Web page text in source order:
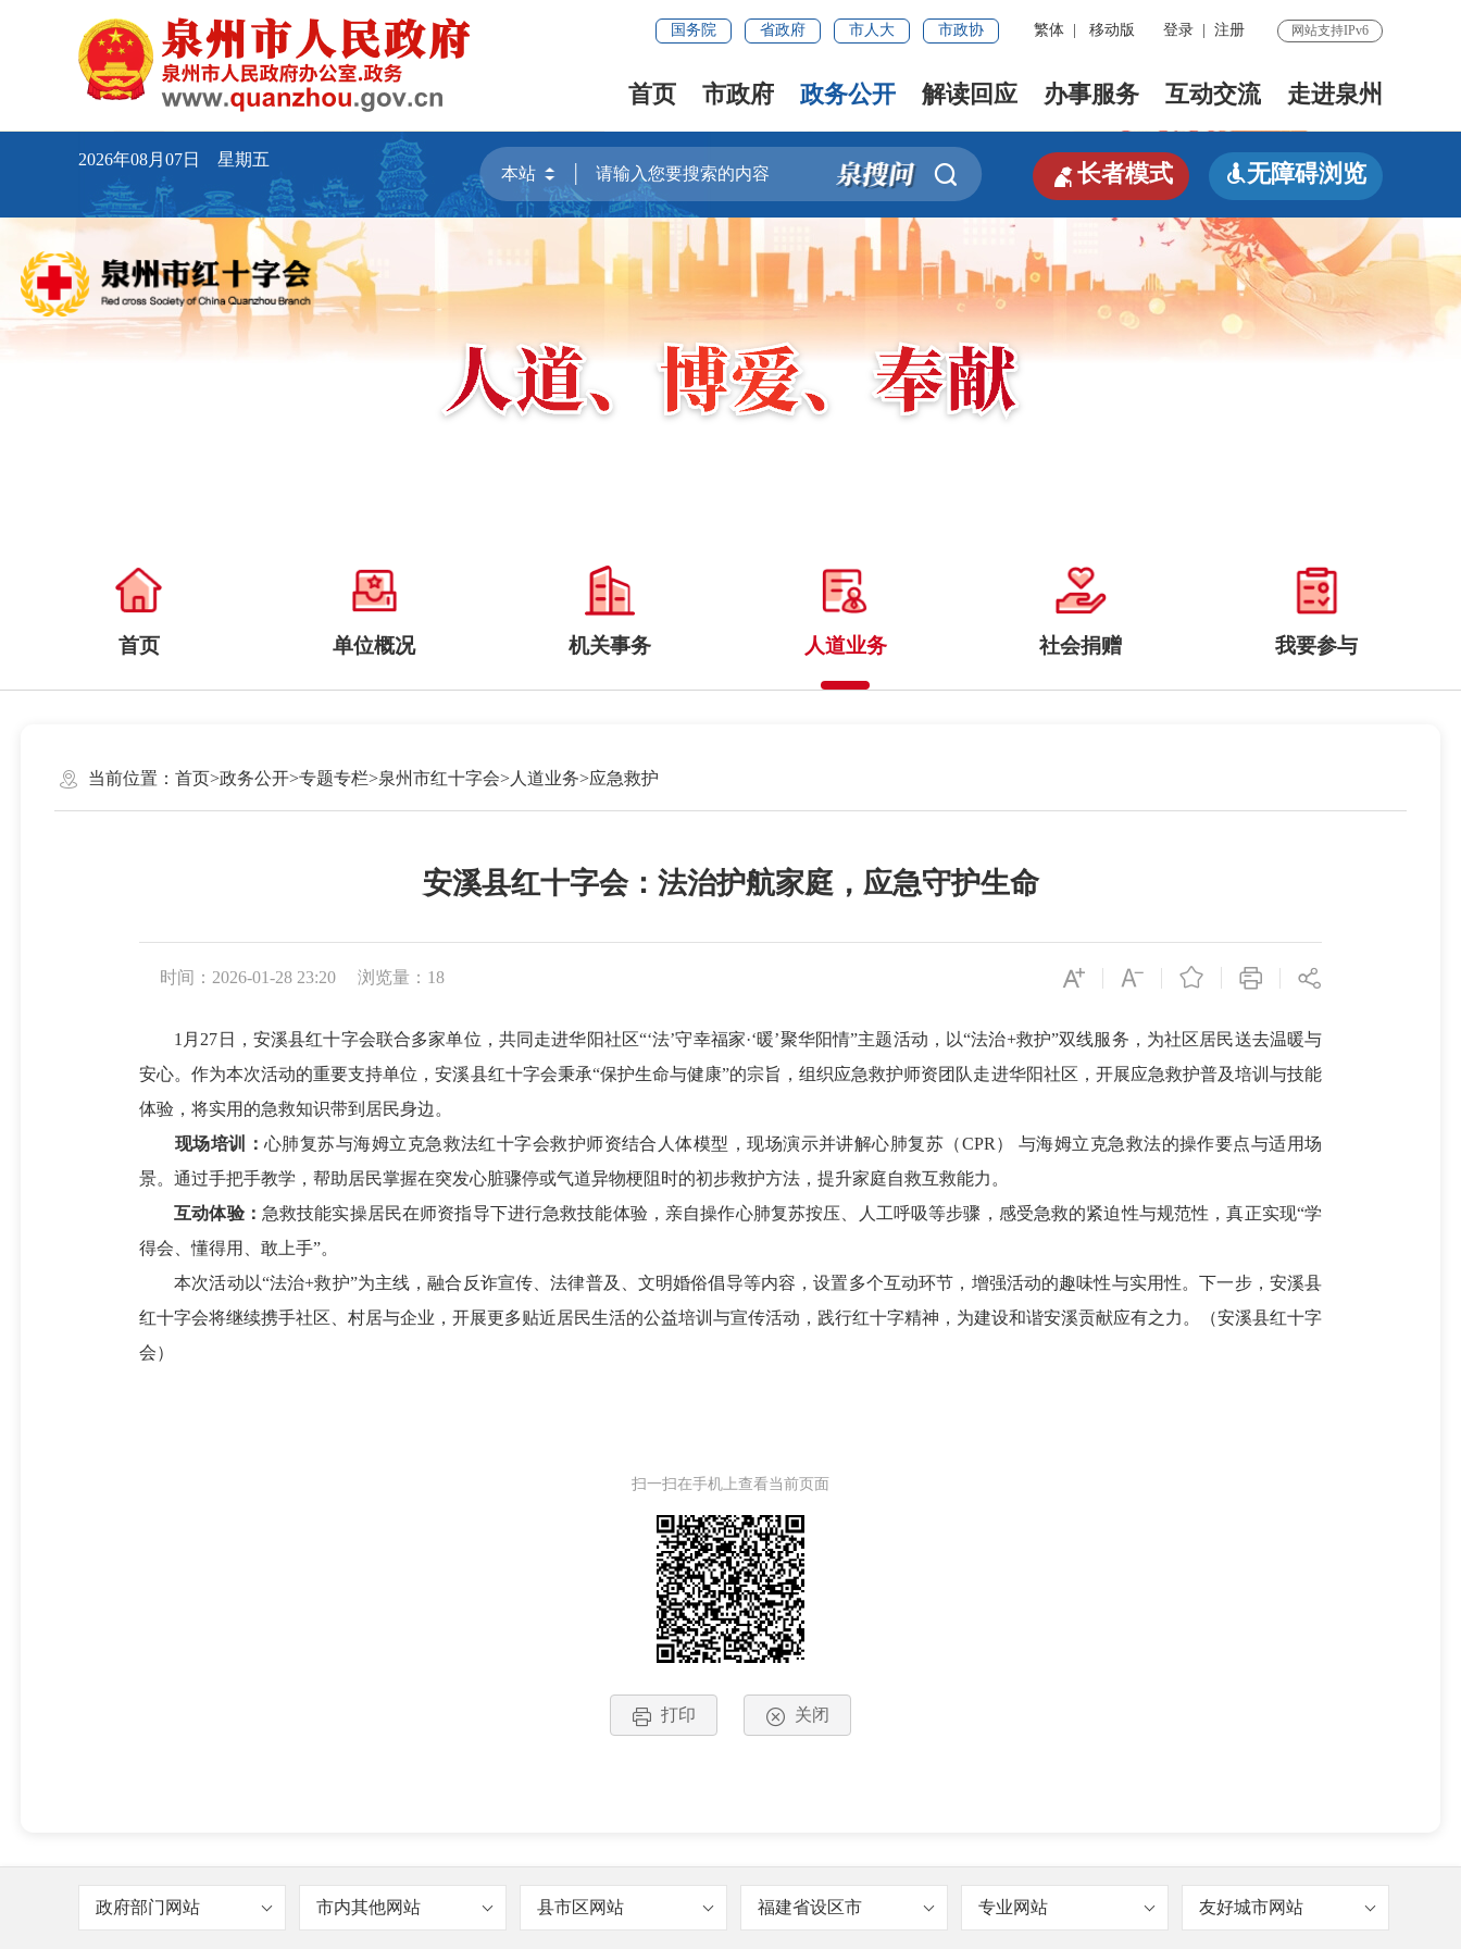
国务院 省政府 市人大 市政协 繁体 移动版 登录 注册 网站支持IPv6
首页 市政府 政务公开 解读回应 办事服务 互动交流 走进泉州
2026年08月07日 星期五
 长者模式 无障碍浏览
首页 单位概况 机关事务 人道业务 社会捐赠 我要参与
当前位置： 首页>政务公开>专题专栏>泉州市红十字会> 人道业务>应急救护
安溪县红十字会：法治护航家庭，应急守护生命
时间：2026-01-28 23:20 浏览量： 18 
1月27日，安溪县红十字会联合多家单位，共同走进华阳社区“‘法’守幸福家·‘暖’聚华阳情”主题活动，以“法治+救护”双线服务，为社区居民送去温暖与
安心。作为本次活动的重要支持单位，安溪县红十字会秉承“保护生命与健康”的宗旨，组织应急救护师资团队走进华阳社区，开展应急救护普及培训与技能
体验，将实用的急救知识带到居民身边。
现场培训：心肺复苏与海姆立克急救法红十字会救护师资结合人体模型，现场演示并讲解心肺复苏（CPR） 与海姆立克急救法的操作要点与适用场
景。通过手把手教学，帮助居民掌握在突发心脏骤停或气道异物梗阻时的初步救护方法，提升家庭自救互救能力。
互动体验： 急救技能实操居民在师资指导下进行急救技能体验，亲自操作心肺复苏按压、人工呼吸等步骤，感受急救的紧迫性与规范性，真正实现“学
得会、懂得用、敢上手”。
本次活动以“法治+救护”为主线，融合反诈宣传、法律普及、文明婚俗倡导等内容，设置多个互动环节，增强活动的趣味性与实用性。下一步，安溪县
红十字会将继续携手社区、村居与企业，开展更多贴近居民生活的公益培训与宣传活动，践行红十字精神，为建设和谐安溪贡献应有之力。（安溪县红十字
会）
扫一扫在手机上查看当前页面
打印 关闭
政府部门网站 市内其他网站 县市区网站 福建省设区市 专业网站 友好城市网站